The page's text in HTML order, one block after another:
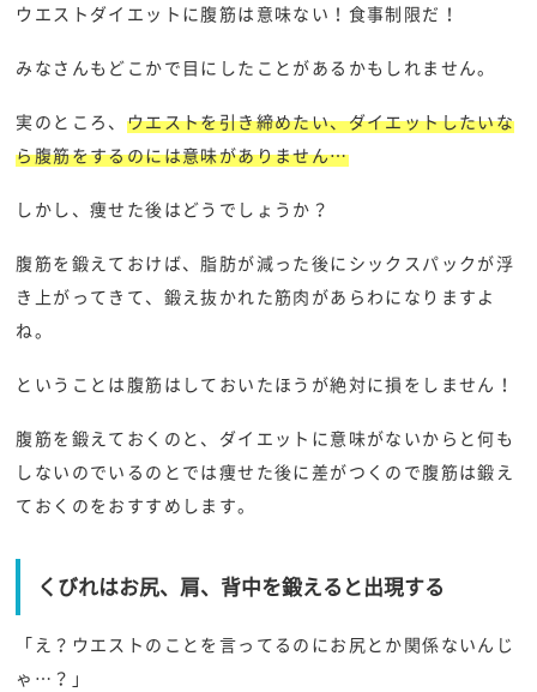
ウエストダイエットに腹筋は意味ない！食事制限だ！
みなさんもどこかで目にしたことがあるかもしれません。
実のところ、 ウエストを引き締めたい、ダイエットしたいな
ら腹筋をするのには意味がありません…
しかし、痩せた後はどうでしょうか？
腹筋を鍛えておけば、脂肪が減った後にシックスパックが浮
き上がってきて、鍛え抜かれた筋肉があらわになりますよ
ね。
ということは腹筋はしておいたほうが絶対に損をしません！
腹筋を鍛えておくのと、ダイエットに意味がないからと何も
しないのでいるのとでは痩せた後に差がつくので腹筋は鍛え
ておくのをおすすめします。
くびれはお尻、肩、背中を鍛えると出現する
「え？ウエストのことを言ってるのにお尻とか関係ないんじ
ゃ…？」